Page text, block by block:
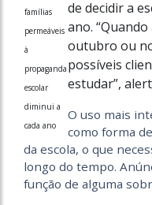
famílias
permeáveis
à
propaganda
escolar
diminui a
cada ano
de decidir a
ano.
outubro ou
possíveis
estudar”,
O uso mais
como forma
da escola, o que
longo do tempo.
função de alguma